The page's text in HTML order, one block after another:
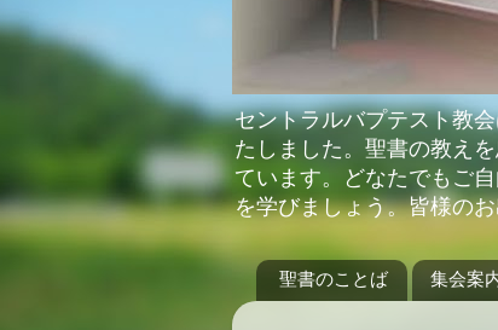
セントラルバプテスト教
たしました。聖書の教え
ています。どなたでもご
を学びましょう。皆様の
聖書のことば 集会案